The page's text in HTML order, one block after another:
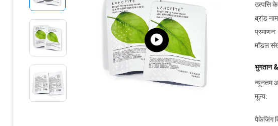
उत्पत्ति
ब्रांड
प्रमाणन:
मॉडल
भुगतान
न्यूनतम
मूल्य:
पैकेजिंग